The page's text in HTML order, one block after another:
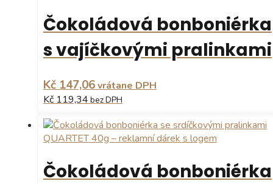
Čokoládová bonboniérka
s vajíčkovými pralinkami
Kč 147,06vrátane DPH
Kč 119,34 bez DPH
Tento
produkt
má
více
variant.
Čokoládová bonboniérka